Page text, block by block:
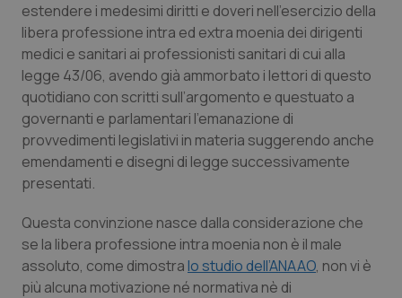
estendere i medesimi diritti e doveri nell’esercizio della
libera professione intra ed extra moenia dei dirigenti
medici e sanitari ai professionisti sanitari di cui alla
legge 43/06, avendo già ammorbato i lettori di questo
quotidiano con scritti sull’argomento e questuato a
governanti e parlamentari l’emanazione di
provvedimenti legislativi in materia suggerendo anche
emendamenti e disegni di legge successivamente
presentati.
Questa convinzione nasce dalla considerazione che
se la libera professione intra moenia non è il male
assoluto, come dimostralo studio dell’ANAAO, non vi è
più alcuna motivazione né normativa nè di
navigazione sulle pagine e l'accesso alle aree
protette del sito. Il sito web non è in grado di
Nome
Fornitore/Dominio
VISITOR_PRIVACY_METADATA
YouTube
.youtube.com